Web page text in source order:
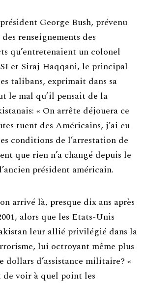
George Bush, prévenu
renseignements des
qu’entretenaient un colonel
et Siraj Haqqani, le principal
talibans, exprimait dans sa
le mal qu’il pensait de la
« On arrête déjouera ce
tuent des Américains, j’ai eu
conditions de l’arrestation de
que rien n’a changé depuis le
président américain.
arrivé là, presque dix ans après
alors que les Etats-Unis
leur allié privilégié dans la
lui octroyant même plus
dollars d’assistance militaire? «
de voir à quel point les